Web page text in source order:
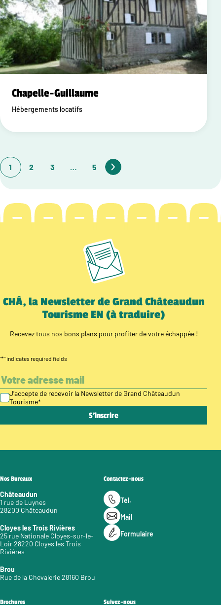
Chapelle-Guillaume
Hébergements locatifs
1 2 3 … 5
CHÂ, la Newsletter de Grand Châteaudun
Tourisme EN (à traduire)
Recevez tous nos bons plans pour profiter de votre échappée !
"*" indicates required fields
J’accepte de recevoir la Newsletter de Grand Châteaudun
Tourisme*
Nos Bureaux
Châteaudun
1 rue de Luynes
28200 Châteaudun
Cloyes les Trois Rivières
25 rue Nationale Cloyes-sur-le-
Loir 28220 Cloyes les Trois
Rivières
Brou
Rue de la Chevalerie 28160 Brou
Contactez-nous
Tél.
Mail
Formulaire
Brochures Suivez-nous